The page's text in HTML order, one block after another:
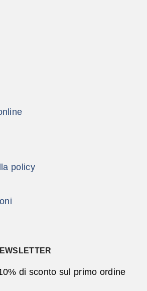
policy
di sconto sul primo ordine